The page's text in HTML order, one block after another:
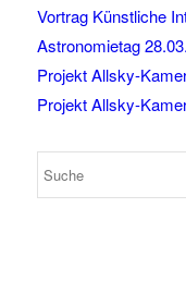
Vortrag Künstliche
Astronomietag
Projekt Allsky-
Projekt Allsky-